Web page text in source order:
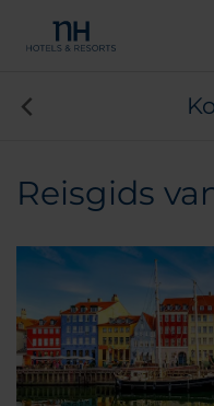
Reisgids